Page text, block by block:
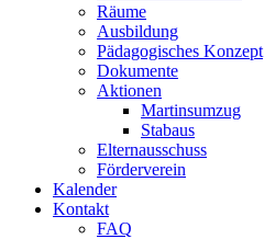
Räume
Ausbildung
Pädagogisches Konzept
Dokumente
Aktionen
Martinsumzug
Stabaus
Elternausschuss
Förderverein
Kalender
Kontakt
FAQ